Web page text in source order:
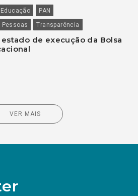
Educação
PAN
Pessoas Transparência
de execução da Bolsa
VER MAIS